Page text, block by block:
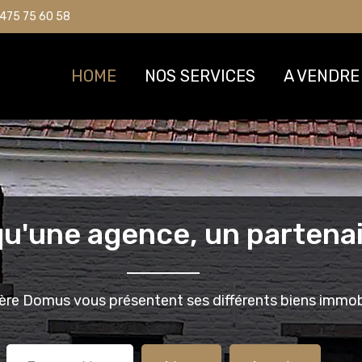
75 60 58
HOME NOS SERVICES A VENDRE
75 60 58
HOME NOS SERVICES A VENDRE
agence, un
Domus vous présentent ses différents biens